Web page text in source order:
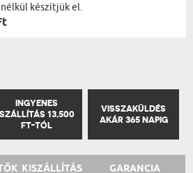
készítjük el.
INGYENES
SZÁLLÍTÁS 13,500
FT-TÓL
VISSZAKÜLDÉS
AKÁR 365 NAPIG
KISZÁLLÍTÁS GARANCIA